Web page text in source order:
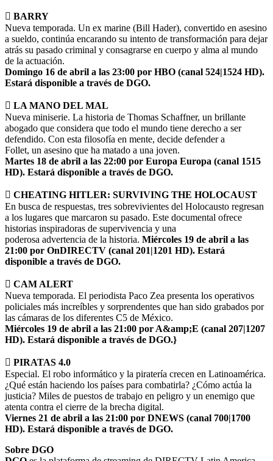
 BARRY
Nueva temporada. Un ex marine (Bill Hader), convertido en asesino
a sueldo, continúa encarando su intento de transformación para dejar
atrás su pasado criminal y consagrarse en cuerpo y alma al mundo
de la actuación.
Domingo 16 de abril a las 23:00 por HBO (canal 524|1524 HD).
Estará disponible a través de DGO.
 LA MANO DEL MAL
Nueva miniserie. La historia de Thomas Schaffner, un brillante
abogado que considera que todo el mundo tiene derecho a ser
defendido. Con esta filosofía en mente, decide defender a
Follet, un asesino que ha matado a una joven.
Martes 18 de abril a las 22:00 por Europa Europa (canal 1515
HD). Estará disponible a través de DGO.
 CHEATING HITLER: SURVIVING THE HOLOCAUST
En busca de respuestas, tres sobrevivientes del Holocausto regresan
a los lugares que marcaron su pasado. Este documental ofrece
historias inspiradoras de supervivencia y una
poderosa advertencia de la historia. Miércoles 19 de abril a las
21:00 por OnDIRECTV (canal 201|1201 HD). Estará
disponible a través de DGO.
 CAM ALERT
Nueva temporada. El periodista Paco Zea presenta los operativos
policiales más increíbles y sorprendentes que han sido grabados por
las cámaras de los diferentes C5 de México.
Miércoles 19 de abril a las 21:00 por A&amp;E (canal 207|1207
HD). Estará disponible a través de DGO.}
 PIRATAS 4.0
Especial. El robo informático y la piratería crecen en Latinoamérica.
¿Qué están haciendo los países para combatirla? ¿Cómo actúa la
justicia? Miles de puestos de trabajo en peligro y un enemigo que
atenta contra el cierre de la brecha digital.
Viernes 21 de abril a las 21:00 por DNEWS (canal 700|1700
HD). Estará disponible a través de DGO.
Sobre DGO